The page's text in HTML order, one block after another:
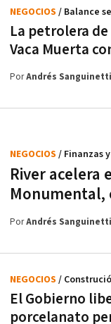
La petrolera
Vaca Muerta
NEGOCIOS / Balance
PorAndrés Sanguinetti
River acelera
Monumental,
NEGOCIOS / Finanzas
PorAndrés Sanguinetti
El Gobierno
porcelanato
NEGOCIOS /